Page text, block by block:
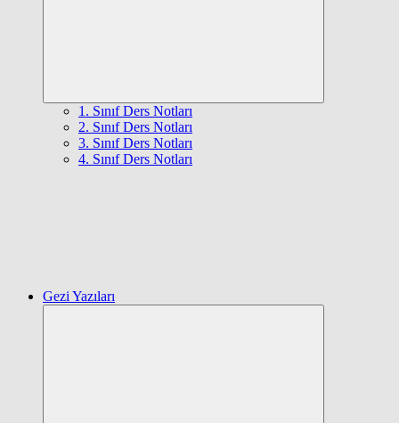
1. Sınıf Ders Notları
2. Sınıf Ders Notları
3. Sınıf Ders Notları
4. Sınıf Ders Notları
Gezi Yazıları